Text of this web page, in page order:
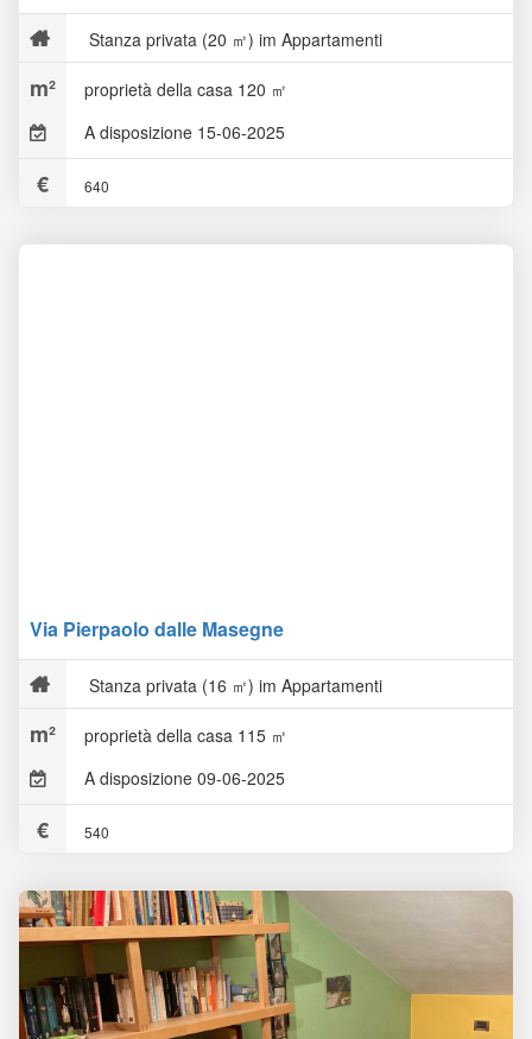
Stanza privata (20 ㎡) im Appartamenti
proprietà della casa 120 ㎡
A disposizione 15-06-2025
640
Via Pierpaolo dalle Masegne
Stanza privata (16 ㎡) im Appartamenti
proprietà della casa 115 ㎡
A disposizione 09-06-2025
540